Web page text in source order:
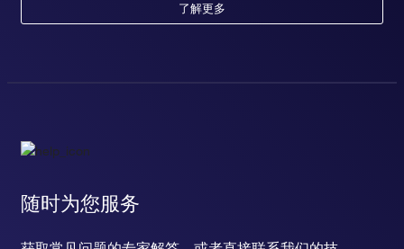
了解更多
随时为您服务